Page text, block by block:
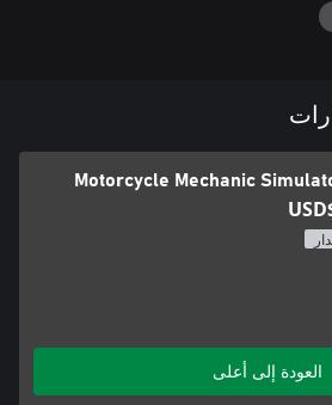
Motorcycle Mechanic
العودة إلى أعلى